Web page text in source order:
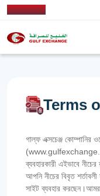
Terms
গাল্ফ এক্সচেঞ্জ কোম্পানির
ব্যবহারকারী এইভাবে
আপনি নীচের বিবৃত
সাইট ব্যবহার